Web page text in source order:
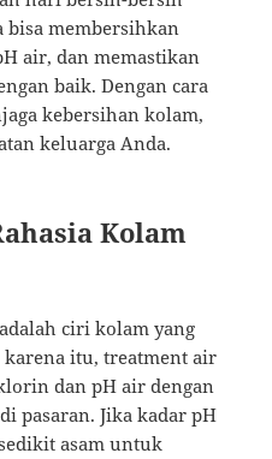
bisa membersihkan
air, dan memastikan
baik. Dengan cara
kebersihan kolam,
keluarga Anda.
Kolam
ciri kolam yang
karena itu, treatment air
dan pH air dengan
pasaran. Jika kadar pH
asam untuk